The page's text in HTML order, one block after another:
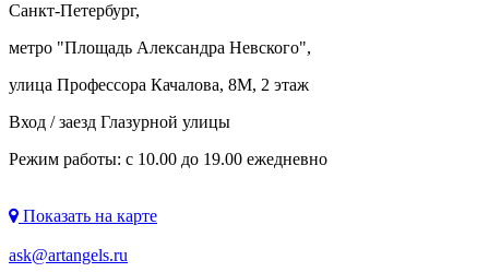
Санкт-Петербург,
метро "Площадь Александра Невского",
улица Профессора Качалова, 8М, 2 этаж
Вход / заезд Глазурной улицы
Режим работы: с 10.00 до 19.00 ежедневно
Показать на карте
ask@artangels.ru